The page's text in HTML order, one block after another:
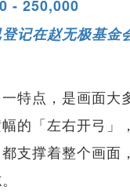
- 250,000
记在赵无极基金
特点，是画面大
的「左右开弓」
都支撑着整个画面